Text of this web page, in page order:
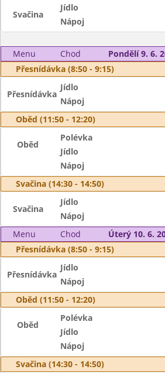
Svačina
Jídlo
Nápoj
Menu Chod
Pondělí 9. 6.
Přesnídávka (8:50 - 9:15)
Přesnídávka
Jídlo
Nápoj
Oběd (11:50 - 12:20)
Oběd
Polévka
Jídlo
Nápoj
Svačina (14:30 - 14:50)
Svačina
Jídlo
Nápoj
Menu
Chod
Úterý 10. 6.
Přesnídávka (8:50 - 9:15)
Přesnídávka
Jídlo
Nápoj
Oběd (11:50 - 12:20)
Oběd
Polévka
Jídlo
Nápoj
Svačina (14:30 - 14:50)